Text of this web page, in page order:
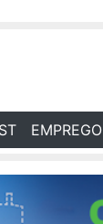
EMPREGO